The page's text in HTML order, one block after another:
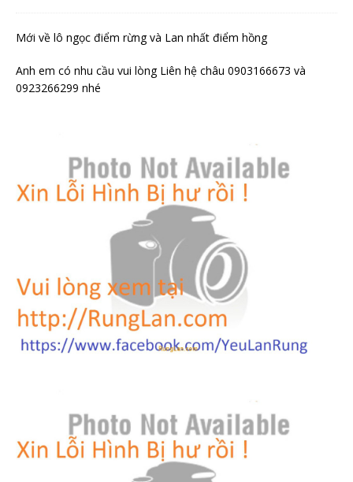
Mới về lô ngọc điểm rừng và Lan nhất điểm hồng
Anh em có nhu cầu vui lòng Liên hệ châu 0903166673 và
0923266299 nhé